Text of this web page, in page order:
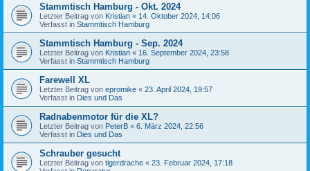
Stammtisch Hamburg - Okt. 2024
Letzter Beitrag von Kristian « 14. Oktober 2024, 14:06
Verfasst in Stammtisch Hamburg
Stammtisch Hamburg - Sep. 2024
Letzter Beitrag von Kristian « 16. September 2024, 23:58
Verfasst in Stammtisch Hamburg
Farewell XL
Letzter Beitrag von epromike « 23. April 2024, 19:57
Verfasst in Dies und Das
Radnabenmotor für die XL?
Letzter Beitrag von PeterB « 6. März 2024, 22:56
Verfasst in Dies und Das
Schrauber gesucht
Letzter Beitrag von tigerdrache « 23. Februar 2024, 17:18